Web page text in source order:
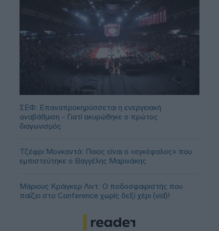
ΣΕΦ: Επαναπροκηρύσσεται η ενεργειακή
αναβάθμιση - Γιατί ακυρώθηκε ο πρώτος
διαγωνισμός
Τζέφρι Μονκαντά: Ποιος είναι ο «εγκέφαλος» που
εμπιστεύτηκε ο Βαγγέλης Μαρινάκης
Μάριους Κράιγκερ Λιντ: Ο ποδοσφαιριστής που
παίζει στο Conference χωρίς δεξί χέρι (vid)!